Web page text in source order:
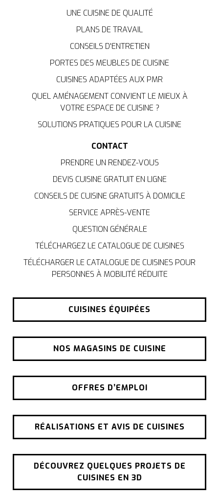
UNE CUISINE DE QUALITÉ
PLANS DE TRAVAIL
CONSEILS D'ENTRETIEN
PORTES DES MEUBLES DE CUISINE
CUISINES ADAPTÉES AUX PMR
QUEL AMÉNAGEMENT CONVIENT LE MIEUX À
VOTRE ESPACE DE CUISINE ?
SOLUTIONS PRATIQUES POUR LA CUISINE
CONTACT
PRENDRE UN RENDEZ-VOUS
DEVIS CUISINE GRATUIT EN LIGNE
CONSEILS DE CUISINE GRATUITS À DOMICILE
SERVICE APRÈS-VENTE
QUESTION GÉNÉRALE
TÉLÉCHARGEZ LE CATALOGUE DE CUISINES
TÉLÉCHARGER LE CATALOGUE DE CUISINES POUR
PERSONNES À MOBILITÉ RÉDUITE
CUISINES ÉQUIPÉES
NOS MAGASINS DE CUISINE
OFFRES D’EMPLOI
RÉALISATIONS ET AVIS DE CUISINES
DÉCOUVREZ QUELQUES PROJETS DE
CUISINES EN 3D